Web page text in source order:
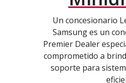
Un concesionario
Samsung es un
Premier Dealer
comprometido a
soporte para